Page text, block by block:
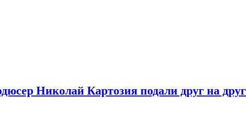
Николай Картозия подали друг на